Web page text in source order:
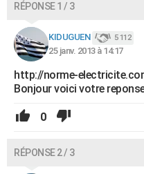
FORUM
Bricolage
Lifestyle
Culture
Sport
Auto
Television
Voyage
Cinema
RÉPONSE 1 / 3
KIDUGUEN 5 112
25 janv. 2013 à 14:17
http://norme-
Bonjour voici votre
0
RÉPONSE 2 / 3